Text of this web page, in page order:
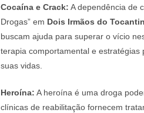
Cocaína e Crack: A dependência de
Drogas” em Dois Irmãos do
buscam ajuda para superar o vício
terapia comportamental e
suas vidas.
Heroína: A heroína é uma droga
clínicas de reabilitação fornecem